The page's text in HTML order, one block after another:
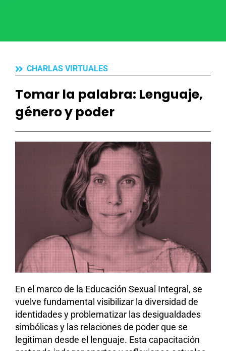
CHARLAS VIRTUALES
Tomar la palabra: Lenguaje,
género y poder
En el marco de la Educación Sexual Integral, se
vuelve fundamental visibilizar la diversidad de
identidades y problematizar las desigualdades
simbólicas y las relaciones de poder que se
legitiman desde el lenguaje. Esta capacitación